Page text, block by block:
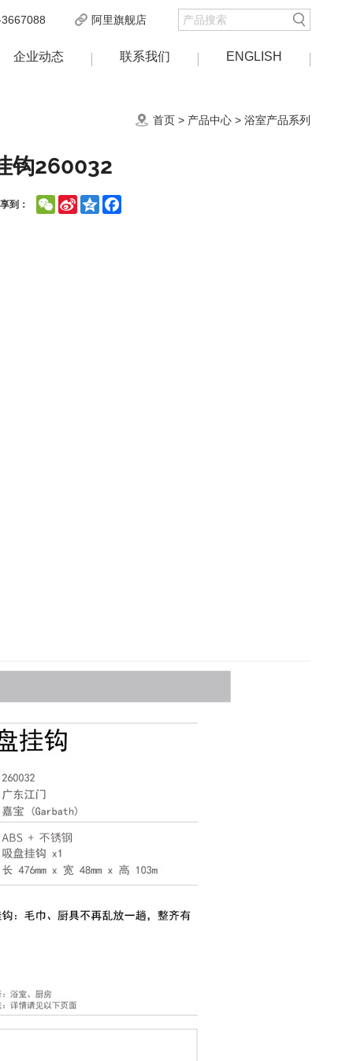
阿里旗舰店
企业动态 联系我们 ENGLISH
首页 > 产品中心 >浴室产品系列
钩260032
到： WeChatSina
Weibo
Qzone